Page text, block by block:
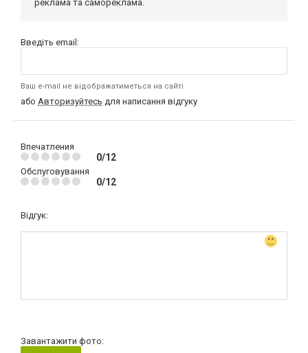
реклама та самореклама.
Введіть email:
Ваш e-mail не відображатиметься на сайті
або Авторизуйтесь для написання відгуку
Впечатления
0/12
Обслуговування
0/12
Відгук:
Завантажити фото: